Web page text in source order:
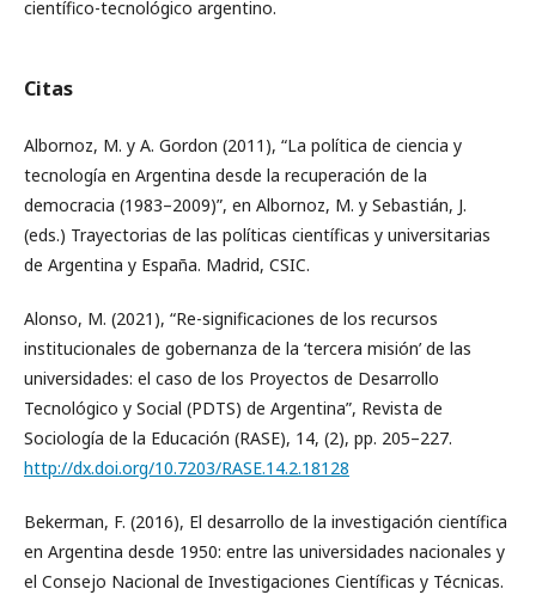
científico-tecnológico argentino.
Citas
Albornoz, M. y A. Gordon (2011), “La política de ciencia y
tecnología en Argentina desde la recuperación de la
democracia (1983–2009)”, en Albornoz, M. y Sebastián, J.
(eds.) Trayectorias de las políticas científicas y universitarias
de Argentina y España. Madrid, CSIC.
Alonso, M. (2021), “Re-significaciones de los recursos
institucionales de gobernanza de la ‘tercera misión’ de las
universidades: el caso de los Proyectos de Desarrollo
Tecnológico y Social (PDTS) de Argentina”, Revista de
Sociología de la Educación (RASE), 14, (2), pp. 205–227.
http://dx.doi.org/10.7203/RASE.14.2.18128
Bekerman, F. (2016), El desarrollo de la investigación científica
en Argentina desde 1950: entre las universidades nacionales y
el Consejo Nacional de Investigaciones Científicas y Técnicas.